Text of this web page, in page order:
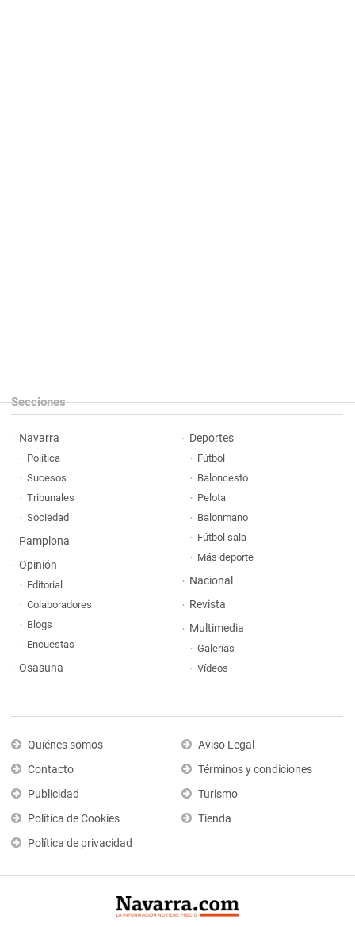
Secciones
Navarra
Política
Sucesos
Tribunales
Sociedad
Pamplona
Opinión
Editorial
Colaboradores
Blogs
Encuestas
Osasuna
Deportes
Fútbol
Baloncesto
Pelota
Balonmano
Fútbol sala
Más deporte
Nacional
Revista
Multimedia
Galerías
Vídeos
Quiénes somos
Contacto
Publicidad
Política de Cookies
Política de privacidad
Aviso Legal
Términos y condiciones
Turismo
Tienda